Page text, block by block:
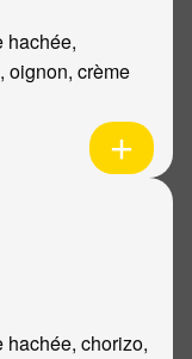
hachée,
oignon, crème
hachée, chorizo,